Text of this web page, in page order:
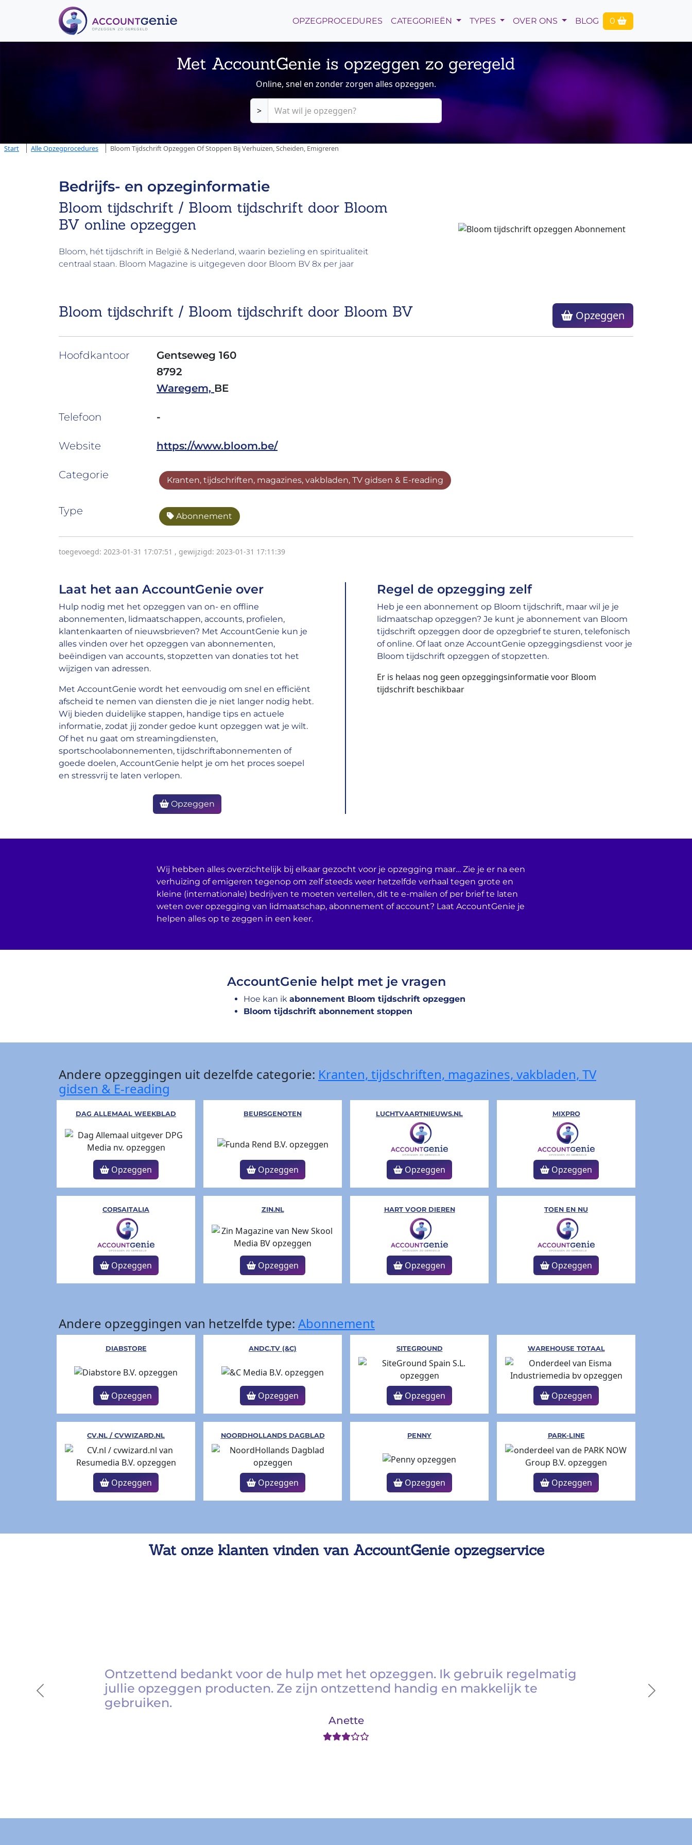
OPZEGPROCEDURES CATEGORIEËN TYPES OVER ONS BLOG 0
Met AccountGenie is opzeggen zo geregeld
Online, snel en zonder zorgen alles opzeggen.
>
Start Alle Opzegprocedures Bloom Tijdschrift Opzeggen Of Stoppen Bij Verhuizen, Scheiden, Emigreren
Bedrijfs- en opzeginformatie
Bloom tijdschrift / Bloom tijdschrift door Bloom
BV online opzeggen
Bloom, hét tijdschrift in België & Nederland, waarin bezieling en spiritualiteit
centraal staan. Bloom Magazine is uitgegeven door Bloom BV 8x per jaar
Bloom tijdschrift / Bloom tijdschrift door Bloom BV Opzeggen
Hoofdkantoor
Gentseweg 160
8792
Waregem, BE
Telefoon -
Website https://www.bloom.be/
Categorie Kranten, tijdschriften, magazines, vakbladen, TV gidsen & E-reading
Type Abonnement
toegevoegd: 2023-01-31 17:07:51 , gewijzigd: 2023-01-31 17:11:39
Laat het aan AccountGenie over
Hulp nodig met het opzeggen van on- en offline
abonnementen, lidmaatschappen, accounts, profielen,
klantenkaarten of nieuwsbrieven? Met AccountGenie kun je
alles vinden over het opzeggen van abonnementen,
beëindigen van accounts, stopzetten van donaties tot het
wijzigen van adressen.
Met AccountGenie wordt het eenvoudig om snel en efficiënt
afscheid te nemen van diensten die je niet langer nodig hebt.
Wij bieden duidelijke stappen, handige tips en actuele
informatie, zodat jij zonder gedoe kunt opzeggen wat je wilt.
Of het nu gaat om streamingdiensten,
sportschoolabonnementen, tijdschriftabonnementen of
goede doelen, AccountGenie helpt je om het proces soepel
en stressvrij te laten verlopen.
Opzeggen
Regel de opzegging zelf
Heb je een abonnement op Bloom tijdschrift, maar wil je je
lidmaatschap opzeggen? Je kunt je abonnement van Bloom
tijdschrift opzeggen door de opzegbrief te sturen, telefonisch
of online. Of laat onze AccountGenie opzeggingsdienst voor je
Bloom tijdschrift opzeggen of stopzetten.
Er is helaas nog geen opzeggingsinformatie voor Bloom
tijdschrift beschikbaar
Wij hebben alles overzichtelijk bij elkaar gezocht voor je opzegging maar… Zie je er na een
verhuizing of emigeren tegenop om zelf steeds weer hetzelfde verhaal tegen grote en
kleine (internationale) bedrijven te moeten vertellen, dit te e-mailen of per brief te laten
weten over opzegging van lidmaatschap, abonnement of account? Laat AccountGenie je
helpen alles op te zeggen in een keer.
AccountGenie helpt met je vragen
Hoe kan ik abonnement Bloom tijdschrift opzeggen
Bloom tijdschrift abonnement stoppen
Andere opzeggingen uit dezelfde categorie: Kranten, tijdschriften, magazines, vakbladen, TV
gidsen & E-reading
DAG ALLEMAAL WEEKBLAD
Opzeggen
BEURSGENOTEN
Opzeggen
LUCHTVAARTNIEUWS.NL
Opzeggen
MIXPRO
Opzeggen
CORSAITALIA
Opzeggen
ZIN.NL
Opzeggen
HART VOOR DIEREN
Opzeggen
TOEN EN NU
Opzeggen
Andere opzeggingen van hetzelfde type: Abonnement
DIABSTORE
Opzeggen
ANDC.TV (&C)
Opzeggen
SITEGROUND
Opzeggen
WAREHOUSE TOTAAL
Opzeggen
CV.NL / CVWIZARD.NL
Opzeggen
NOORDHOLLANDS DAGBLAD
Opzeggen
PENNY
Opzeggen
PARK-LINE
Opzeggen
Wat onze klanten vinden van AccountGenie opzegservice
Previous
Ontzettend bedankt voor de hulp met het opzeggen. Ik gebruik regelmatig
jullie opzeggen producten. Ze zijn ontzettend handig en makkelijk te
gebruiken.
Anette
Next